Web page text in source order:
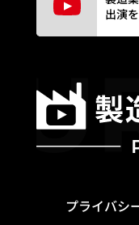
出演
プライバシ